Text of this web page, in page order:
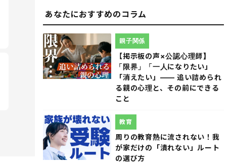
あなたにおすすめのコラム
【掲示板の声×公認心理師】
「限界」「一人になりたい」
「消えたい」―― 追い詰められ
る親の心理と、その前にできる
こと
親子関係
周りの教育熱に流されない！我
が家だけの「潰れない」ルート
の選び方
教育